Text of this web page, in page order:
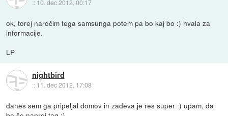
:: 10. dec 2012, 00:17
ok, torej naročim tega samsunga potem pa bo kaj bo :) hvala za
informacije.
LP
nightbird
:: 11. dec 2012, 17:08
danes sem ga pripeljal domov in zadeva je res super :) upam, da